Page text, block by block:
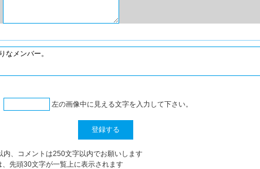
左の画像中に見える文字を入力して下さい。
内、コメントは250文字以内でお願いします
、先頭30文字が一覧上に表示されます